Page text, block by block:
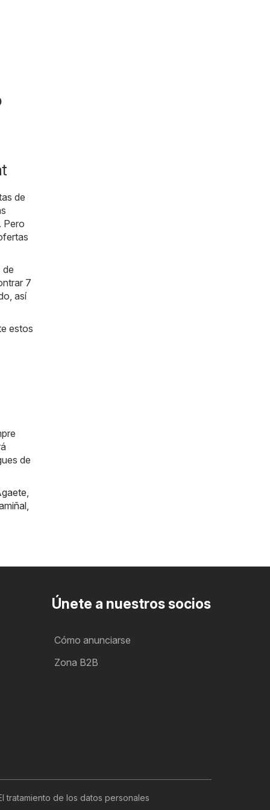
de
. Pero
de
7
así
estos
de
,
,
Únete a nuestros socios
Cómo anunciarse
Zona B2B
tratamiento de los datos personales